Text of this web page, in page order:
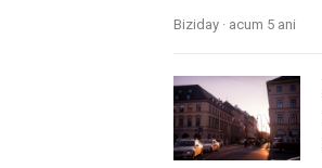
Biziday · acum 5 ani